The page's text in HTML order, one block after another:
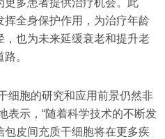
多患者提供治疗机会。此
全身保护作用，为治疗年龄
也为未来延缓衰老和提升老
。
细胞的研究和应用前景仍然非
表示，“随着科学技术的不断发
包皮间充质干细胞将在更多疾